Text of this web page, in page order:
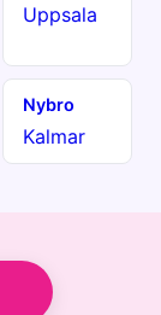
Uppsala
Nybro
Kalmar